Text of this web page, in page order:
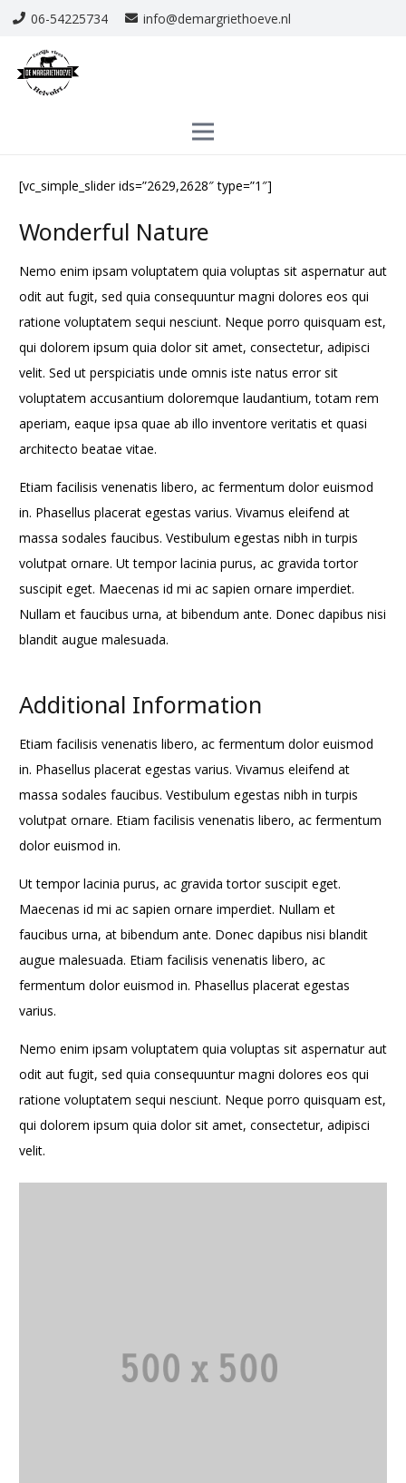
06-54225734 info@demargriethoeve.nl
[vc_simple_slider ids=”2629,2628″ type=”1″]
Wonderful Nature
Nemo enim ipsam voluptatem quia voluptas sit aspernatur aut
odit aut fugit, sed quia consequuntur magni dolores eos qui
ratione voluptatem sequi nesciunt. Neque porro quisquam est,
qui dolorem ipsum quia dolor sit amet, consectetur, adipisci
velit. Sed ut perspiciatis unde omnis iste natus error sit
voluptatem accusantium doloremque laudantium, totam rem
aperiam, eaque ipsa quae ab illo inventore veritatis et quasi
architecto beatae vitae.
Etiam facilisis venenatis libero, ac fermentum dolor euismod
in. Phasellus placerat egestas varius. Vivamus eleifend at
massa sodales faucibus. Vestibulum egestas nibh in turpis
volutpat ornare. Ut tempor lacinia purus, ac gravida tortor
suscipit eget. Maecenas id mi ac sapien ornare imperdiet.
Nullam et faucibus urna, at bibendum ante. Donec dapibus nisi
blandit augue malesuada.
Additional Information
Etiam facilisis venenatis libero, ac fermentum dolor euismod
in. Phasellus placerat egestas varius. Vivamus eleifend at
massa sodales faucibus. Vestibulum egestas nibh in turpis
volutpat ornare. Etiam facilisis venenatis libero, ac fermentum
dolor euismod in.
Ut tempor lacinia purus, ac gravida tortor suscipit eget.
Maecenas id mi ac sapien ornare imperdiet. Nullam et
faucibus urna, at bibendum ante. Donec dapibus nisi blandit
augue malesuada. Etiam facilisis venenatis libero, ac
fermentum dolor euismod in. Phasellus placerat egestas
varius.
Nemo enim ipsam voluptatem quia voluptas sit aspernatur aut
odit aut fugit, sed quia consequuntur magni dolores eos qui
ratione voluptatem sequi nesciunt. Neque porro quisquam est,
qui dolorem ipsum quia dolor sit amet, consectetur, adipisci
velit.